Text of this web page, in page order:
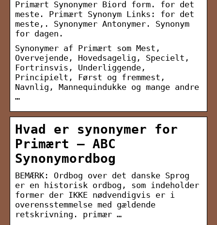
Primært Synonymer Biord form. for det
meste. Primært Synonym Links: for det
meste,. Synonymer Antonymer. Synonym
for dagen.
Synonymer af Primært som Mest,
Overvejende, Hovedsagelig, Specielt,
Fortrinsvis, Underliggende,
Principielt, Først og fremmest,
Navnlig, Mannequindukke og mange andre
…
Hvad er synonymer for
Primært – ABC
Synonymordbog
BEMÆRK: Ordbog over det danske Sprog
er en historisk ordbog, som indeholder
former der IKKE nødvendigvis er i
overensstemmelse med gældende
retskrivning. primær …